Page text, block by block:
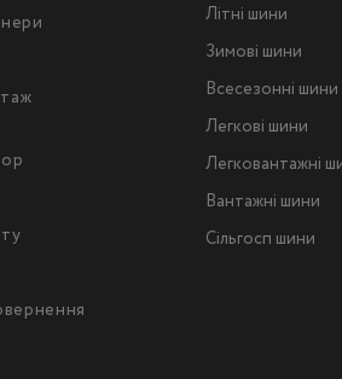
Літні шини
Зимові шини
Всесезонні шини
Легкові шини
Легковантажнi
Вантажнi шини
Сільгосп шини